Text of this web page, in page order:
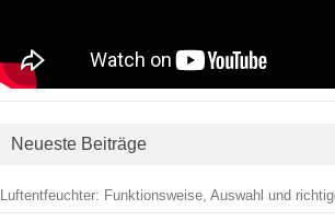
Neueste Beiträge
Luftentfeuchter: Funktionsweise, Auswahl und